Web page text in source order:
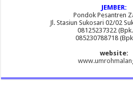
JEMBER:
Pondok Pesantren
Jl. Stasiun Sukosari 02/02
08125237322
085230788718
website: